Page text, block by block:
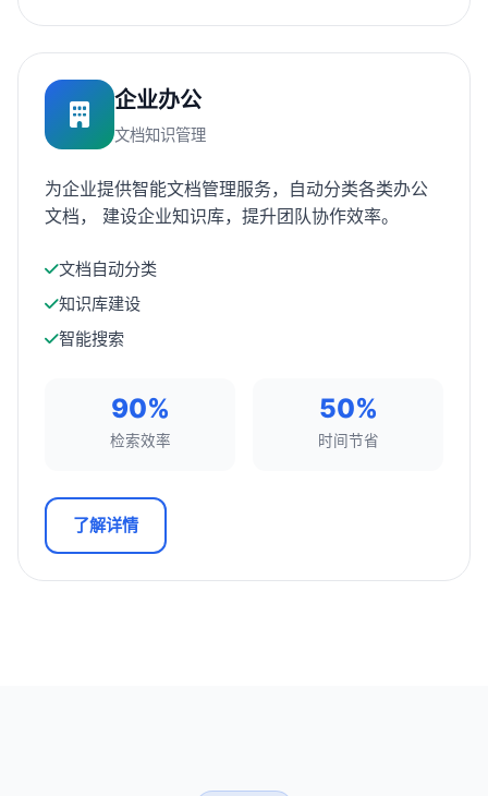
企业办公
文档知识管理
为企业提供智能文档管理服务，自动分类各类办公
文档， 建设企业知识库，提升团队协作效率。
文档自动分类
知识库建设
智能搜索
90%
检索效率
50%
时间节省
了解详情